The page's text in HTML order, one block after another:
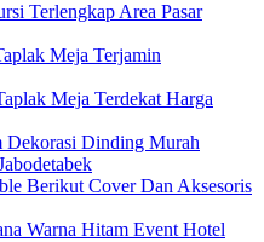
Terlengkap Area Pasar
Meja Terjamin
Meja Terdekat Harga
Dekorasi Dinding Murah
Berikut Cover Dan Aksesoris
Warna Hitam Event Hotel